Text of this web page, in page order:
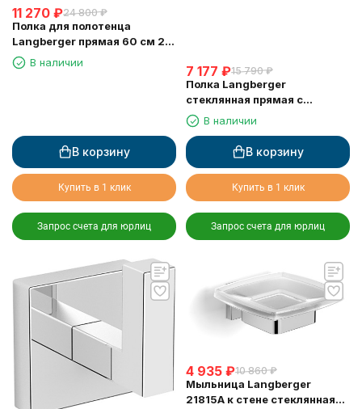
11 270 ₽24 800 ₽
Полка для полотенца
Langberger прямая 60 см 2-х
этажная 11803B
В наличии
В корзину
Купить в 1 клик
Запрос счета для юрлиц
7 177 ₽15 790 ₽
Полка Langberger
стеклянная прямая с
ограничителем 60 см 11851A
В наличии
В корзину
Купить в 1 клик
Запрос счета для юрлиц
4 935 ₽10 860 ₽
Мыльница Langberger
21815A к стене стеклянная